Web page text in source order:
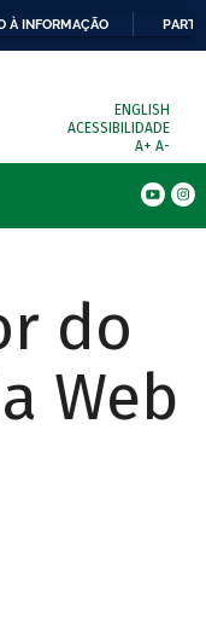
À INFORMAÇÃO
ENGLISH
ACESSIBILIDADE
A+ A-
do
Web